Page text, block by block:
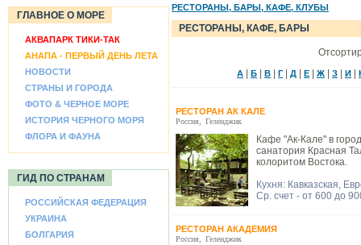
ГЛАВНОЕ О МОРЕ
АКВАПАРК ТИКИ-ТАК
АНАПА - ПЕРВЫЙ ДЕНЬ ЛЕТА
НОВОСТИ
СТРАНЫ И ГОРОДА
ФОТО & ЧЕРНОЕ МОРЕ
ИСТОРИЯ ЧЕРНОГО МОРЯ
ФЛОРА И ФАУНА
ГИД ПО СТРАНАМ
РОССИЙСКАЯ ФЕДЕРАЦИЯ
УКРАИНА
БОЛГАРИЯ
РЕСТОРАНЫ, БАРЫ, КАФЕ, КЛУБЫ
РЕСТОРАНЫ, КАФЕ, БАРЫ
А Б В Г Д Е Ж З И
РЕСТОРАН АК КАЛЕ
Россия Геленджик
Кафе "Ак-Кале" в
санатория Красная
колоритом Востока.
Кухня: Кавказская,
Ср. счет - от 600 до
РЕСТОРАН АКАДЕМИЯ
Россия Геленджик